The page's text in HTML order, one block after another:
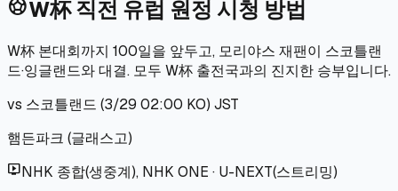
sports_soccerW杯 직전 유럽 원정 시청 방법
W杯 본대회까지 100일을 앞두고, 모리야스 재팬이 스코틀랜
드·잉글랜드와 대결. 모두 W杯 출전국과의 진지한 승부입니다.
vs 스코틀랜드 (3/29 02:00 KO) JST
햄든파크 (글래스고)
live_tvNHK 종합(생중계), NHK ONE · U-NEXT(스트리밍)